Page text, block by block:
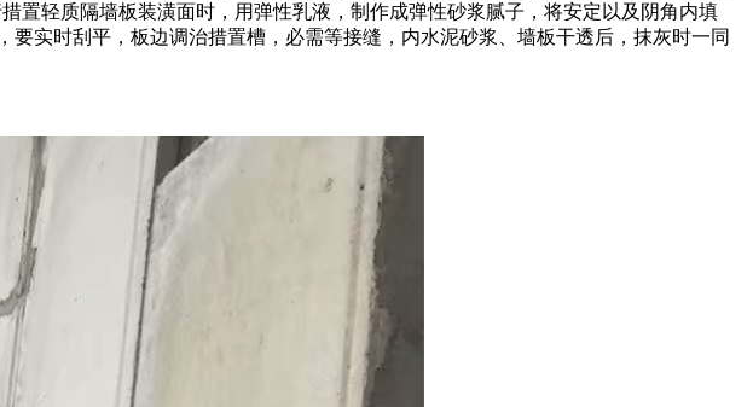
置轻质隔墙板装潢面时，用弹性乳液，制作成弹性砂浆腻子，将安定以及阴角内填
实时刮平，板边调治措置槽，必需等接缝，内水泥砂浆、墙板干透后，抹灰时一同